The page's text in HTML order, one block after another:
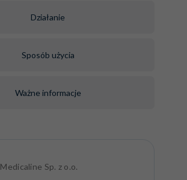
Działanie
Sposób użycia
Ważne informacje
Medicaline Sp. z o.o.